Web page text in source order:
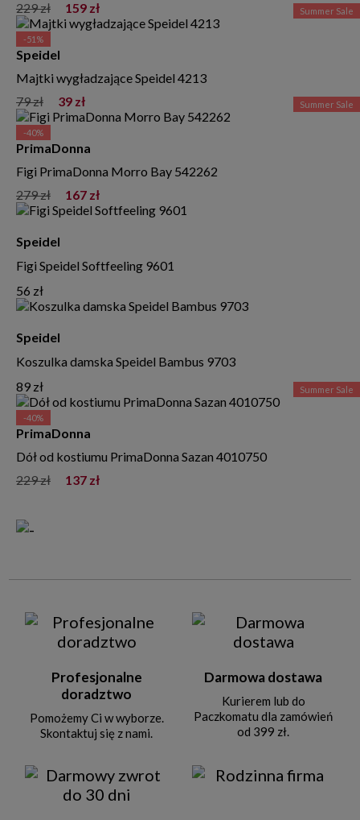
229 zł 159 zł
-51%
Summer Sale
Speidel
Majtki wygładzające Speidel 4213
79 zł
39 zł
-40%
Summer Sale
PrimaDonna
Figi PrimaDonna Morro Bay 542262
279 zł
167 zł
Speidel
Figi Speidel Softfeeling 9601
56 zł
Speidel
Koszulka damska Speidel Bambus 9703
89 zł
-40%
Summer Sale
PrimaDonna
Dół od kostiumu PrimaDonna Sazan 4010750
229 zł
137 zł
Profesjonalne
doradztwo
Pomożemy Ci w wyborze.
Skontaktuj się z nami.
Darmowa dostawa
Kurierem lub do
Paczkomatu dla zamówień
od 399 zł.